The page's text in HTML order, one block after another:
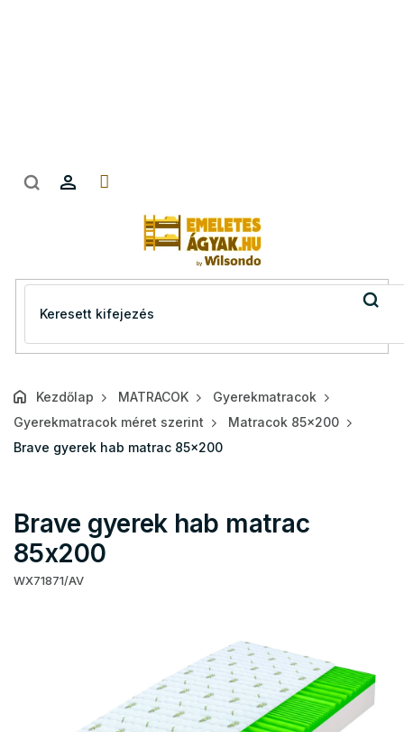
Kezdőlap MATRACOK
Gyerekmatracok
Gyerekmatracok méret szerint
Matracok 85x200
Brave gyerek hab matrac 85x200
Brave gyerek hab matrac
85x200
WX71871/AV